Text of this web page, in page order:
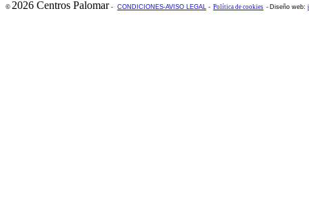
© 2026 Centros Palomar- CONDICIONES-AVISO LEGAL - Política de cookies - Diseño web: